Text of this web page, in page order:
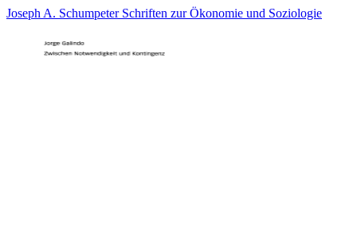
Joseph A. Schumpeter Schriften zur Ökonomie und Soziologie